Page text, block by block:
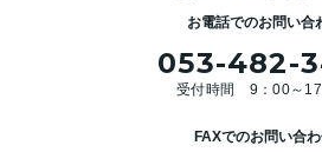
お電話でのお問い合
053-482-
受付時間 9：00～
FAXでのお問い合